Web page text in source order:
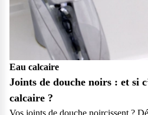
Eau calcaire
Joints de douche noirs : et si
calcaire ?
Vos joints de douche noircissent ?